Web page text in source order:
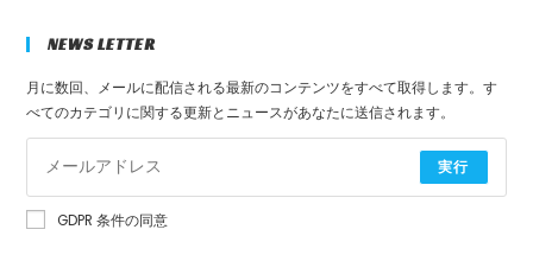
NEWS LETTER
月に数回、メールに配信される最新のコンテンツをすべて取得します。す
べてのカテゴリに関する更新とニュースがあなたに送信されます。
実行
GDPR 条件の同意